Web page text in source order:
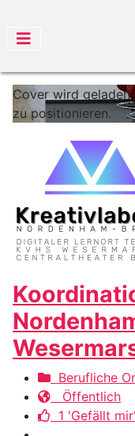
Cover wird geladen
zu positionieren.
Berufliche
Öffentlich
1 'Gefällt